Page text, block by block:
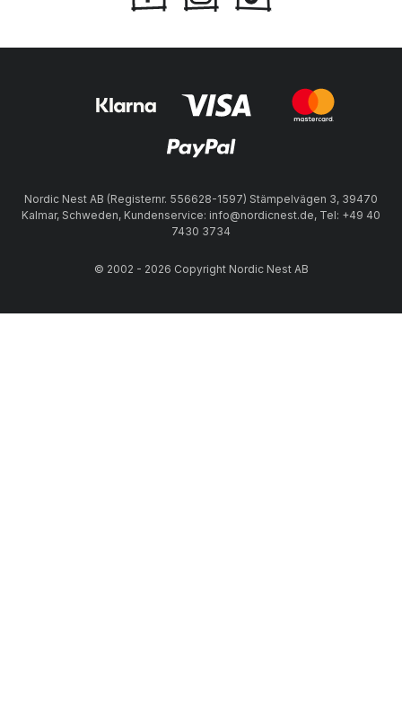
Nordic Nest AB (Registernr. 556628-1597) Stämpelvägen 3, 39470
Kalmar, Schweden, Kundenservice: info@nordicnest.de, Tel: +49 40
7430 3734
© 2002 - 2026 Copyright Nordic Nest AB